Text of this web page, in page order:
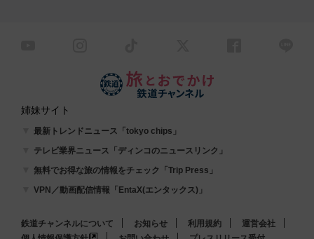
姉妹サイト
最新トレンドニュース「tokyo chips」
テレビ業界ニュース「ディンコのニュースリンク」
無料でお得な旅の情報をチェック「Trip Press」
VPN／動画配信情報「EntaX(エンタックス)」
鉄道チャンネルについて お知らせ 利用規約
運営会社